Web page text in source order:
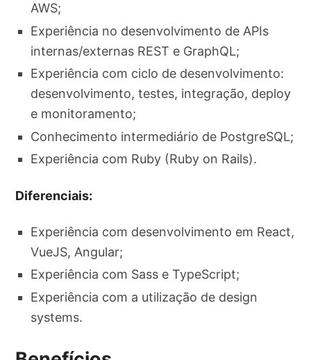
AWS;
Experiência no desenvolvimento de APIs
internas/externas REST e GraphQL;
Experiência com ciclo de desenvolvimento:
desenvolvimento, testes, integração, deploy
e monitoramento;
Conhecimento intermediário de PostgreSQL;
Experiência com Ruby (Ruby on Rails).
Diferenciais:
Experiência com desenvolvimento em React,
VueJS, Angular;
Experiência com Sass e TypeScript;
Experiência com a utilização de design
systems.